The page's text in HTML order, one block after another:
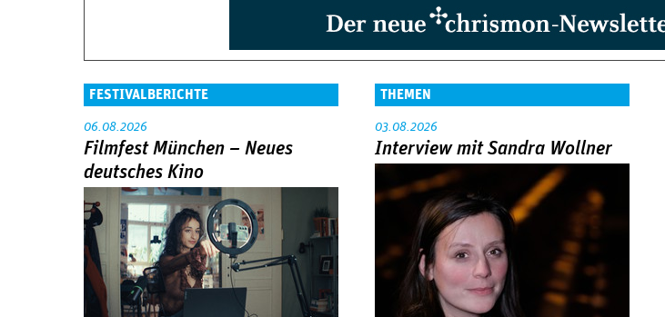
FESTIVALBERICHTE
06.08.2026
Filmfest München – Neues
deutsches Kino
THEMEN
03.08.2026
Interview mit Sandra Wollner